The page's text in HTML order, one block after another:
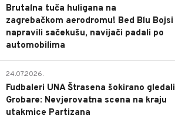
Brutalna tuča huligana na
zagrebačkom aerodromu! Bed Blu Bojsi
napravili sačekušu, navijači padali po
automobilima
24.07.2026.
Fudbaleri UNA Štrasena šokirano gledali
Grobare: Nevjerovatna scena na kraju
utakmice Partizana